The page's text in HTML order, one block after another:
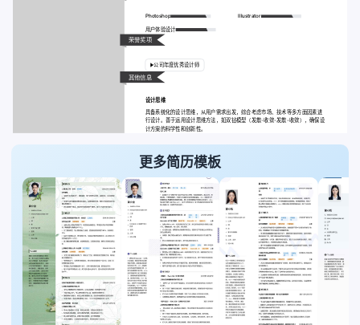
Photoshop Illustrator
用户体验设计
荣誉奖项
公司年度优秀设计师
其他信息
设计思维
具备系统化的设计思维，从用户需求出发，综合考虑市场、技术等多方面因素进
行设计。善于运用设计思维方法，如双钻模型（发散-收敛-发散-收敛），确保设
计方案的科学性和创新性。
更多简历模板